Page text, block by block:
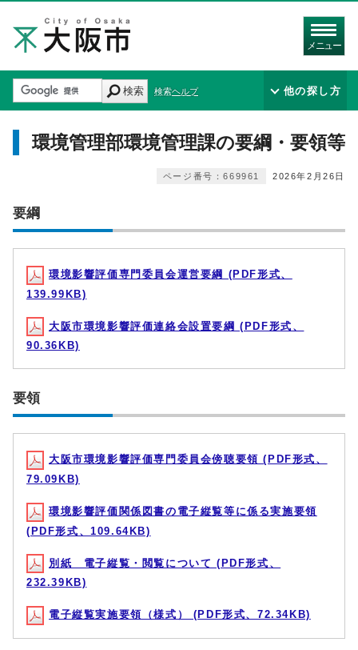
メニュー
検索 検索ヘルプ 他の探し方
環境管理部環境管理課の要綱・要領等
2026年2月26日
ページ番号：669961
要綱
環境影響評価専門委員会運営要綱 (PDF形式、
139.99KB)
大阪市環境影響評価連絡会設置要綱 (PDF形式、
90.36KB)
要領
大阪市環境影響評価専門委員会傍聴要領 (PDF形式、
79.09KB)
環境影響評価関係図書の電子縦覧等に係る実施要領
(PDF形式、109.64KB)
別紙 電子縦覧・閲覧について (PDF形式、
232.39KB)
電子縦覧実施要領（様式） (PDF形式、72.34KB)